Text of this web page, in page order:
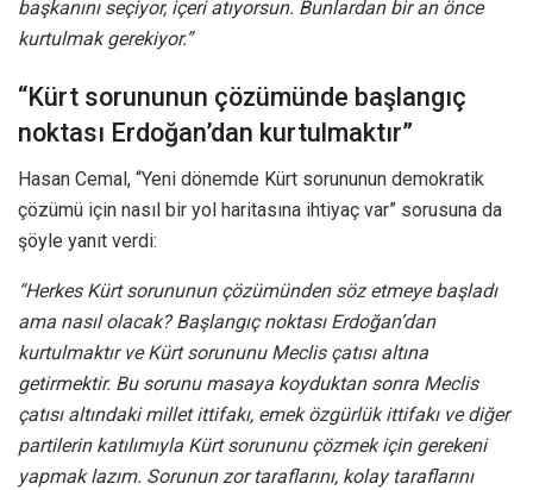
başkanını seçiyor, içeri atıyorsun. Bunlardan bir an önce
kurtulmak gerekiyor.”
“Kürt sorununun çözümünde başlangıç
noktası Erdoğan’dan kurtulmaktır”
Hasan Cemal, “Yeni dönemde Kürt sorununun demokratik
çözümü için nasıl bir yol haritasına ihtiyaç var” sorusuna da
şöyle yanıt verdi:
“Herkes Kürt sorununun çözümünden söz etmeye başladı
ama nasıl olacak? Başlangıç noktası Erdoğan’dan
kurtulmaktır ve Kürt sorununu Meclis çatısı altına
getirmektir. Bu sorunu masaya koyduktan sonra Meclis
çatısı altındaki millet ittifakı, emek özgürlük ittifakı ve diğer
partilerin katılımıyla Kürt sorununu çözmek için gerekeni
yapmak lazım. Sorunun zor taraflarını, kolay taraflarını